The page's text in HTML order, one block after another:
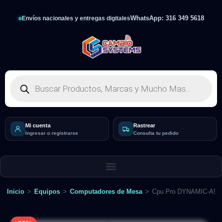
Envíos nacionales y entregas digitalesWhatsApp: 316 349 5618
Mi cuenta
Ingresar o registrarse
Rastrear
Consulta tu pedido
Inicio > Equipos > Computadores de Mesa > Cpu Pro DYNAMIC-